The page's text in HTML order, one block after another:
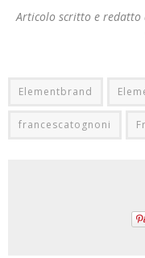
Articolo scritto e redatto
Elementbrand
francescatognoni